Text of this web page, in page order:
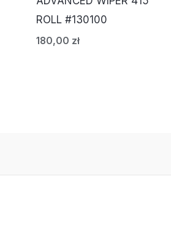
ROLL #130100
180,00 zł